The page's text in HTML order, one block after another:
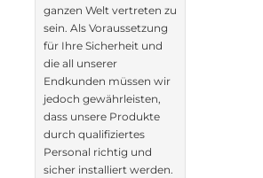
ganzen Welt vertreten zu
sein. Als Voraussetzung
für Ihre Sicherheit und
die all unserer
Endkunden müssen wir
jedoch gewährleisten,
dass unsere Produkte
durch qualifiziertes
Personal richtig und
sicher installiert werden.